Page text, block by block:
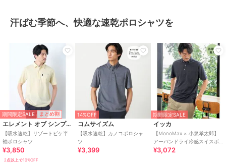
汗ばむ季節へ、快適な速乾ポロシャツを
期間限定SALE まとめ割
エレメント オブ シンプルライフ
【吸水速乾】リゾートピケ半
袖ポロシャツ
¥3,850
2点以上で10%OFF
14%OFF
コムサイズム
【吸水速乾】カノコポロシャ
ツ
¥3,399
期間限定SALE
イッカ
【MonoMax × 小泉孝太郎】
アーバンドライ冷感スイスボ
タンダウンポロシャツ「小泉
¥3,072